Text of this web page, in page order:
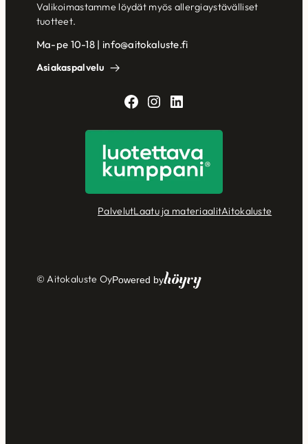
Valikoimastamme löydät myös allergiaystävälliset
tuotteet.
Ma-pe 10-18 | info@aitokaluste.fi
Asiakaspalvelu
Facebook
Instagram
LinkedIn
PalvelutLaatu ja materiaalitAitokaluste
© Aitokaluste OyPowered byHöyry